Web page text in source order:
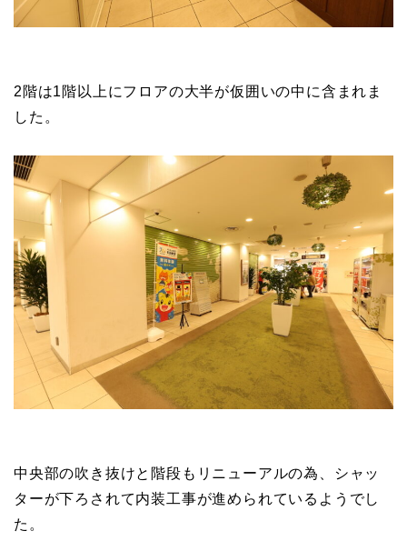
2階は1階以上にフロアの大半が仮囲いの中に含まれま
した。
中央部の吹き抜けと階段もリニューアルの為、シャッ
ターが下ろされて内装工事が進められているようでし
た。